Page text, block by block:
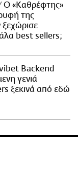
Ο «Καθρέφτης»
της
ξεχώρισε
best sellers;
Backend
γενιά
ξεκινά από εδώ